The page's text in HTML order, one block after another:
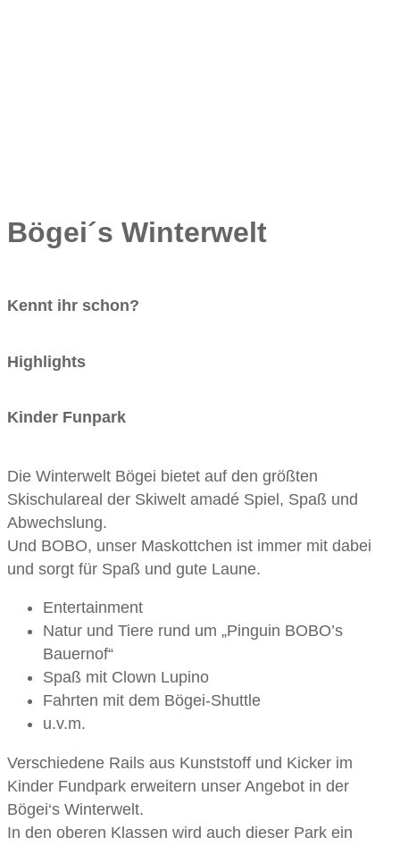
Bögei´s Winterwelt
Kennt ihr schon?
Highlights
Kinder Funpark
Die Winterwelt Bögei bietet auf den größten
Skischulareal der Skiwelt amadé Spiel, Spaß und
Abwechslung.
Und BOBO, unser Maskottchen ist immer mit dabei
und sorgt für Spaß und gute Laune.
Entertainment
Natur und Tiere rund um „Pinguin BOBO’s
Bauernof“
Spaß mit Clown Lupino
Fahrten mit dem Bögei-Shuttle
u.v.m.
Verschiedene Rails aus Kunststoff und Kicker im
Kinder Fundpark erweitern unser Angebot in der
Bögei‘s Winterwelt.
In den oberen Klassen wird auch dieser Park ein